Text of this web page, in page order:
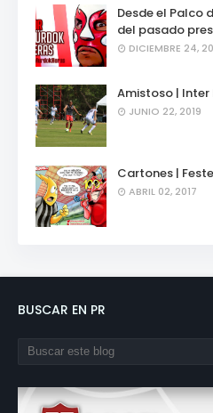
Desde el Palco
del pasado
DICIEMBRE 24,
Amistoso | Inter
JUNIO 22, 2019
Cartones |
ABRIL 02, 2017
BUSCAR EN PR